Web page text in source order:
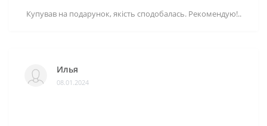
Купував на подарунок, якість сподобалась. Рекомендую!..
Илья
08.01.2024